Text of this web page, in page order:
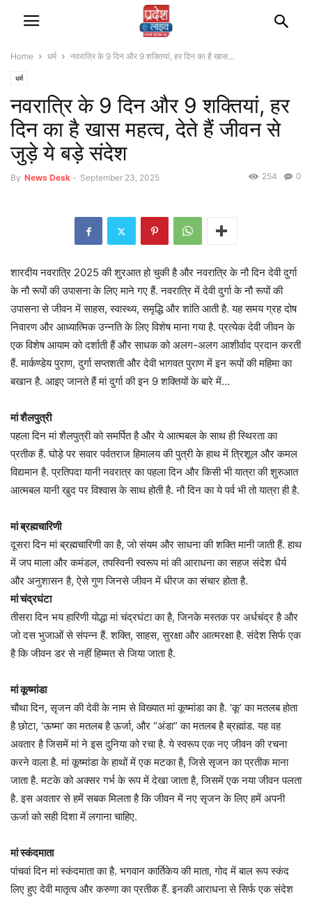
Home धर्म नवरात्रि के 9 दिन और 9 शक्तियां, हर दिन का है खास...
धर्म
नवरात्रि के 9 दिन और 9 शक्तियां, हर
दिन का है खास महत्व, देते हैं जीवन से
जुड़े ये बड़े संदेश
By News Desk - September 23, 2025 0
254
शारदीय नवरात्रि 2025 की शुरआत हो चुकी है और नवरात्रि के नौ दिन देवी दुर्गा
के नौ रूपों की उपासना के लिए माने गए हैं. नवरात्रि में देवी दुर्गा के नौ रूपों की
उपासना से जीवन में साहस, स्वास्थ्य, समृद्धि और शांति आती है. यह समय ग्रह दोष
निवारण और आध्यात्मिक उन्नति के लिए विशेष माना गया है. प्रत्येक देवी जीवन के
एक विशेष आयाम को दर्शाती हैं और साधक को अलग-अलग आशीर्वाद प्रदान करती
हैं. मार्कण्डेय पुराण, दुर्गा सप्तशती और देवी भागवत पुराण में इन रूपों की महिमा का
बखान है. आइए जानते हैं मां दुर्गा की इन 9 शक्तियों के बारे में…
मां शैलपुत्री
पहला दिन मां शैलपुत्री को समर्पित है और ये आत्मबल के साथ ही स्थिरता का
प्रतीक हैं. घोड़े पर सवार पर्वतराज हिमालय की पुत्री के हाथ में त्रिशूल और कमल
विद्यमान है. प्रतिपदा यानी नवरात्र का पहला दिन और किसी भी यात्रा की शुरुआत
आत्मबल यानी खुद पर विश्वास के साथ होती है. नौ दिन का ये पर्व भी तो यात्रा ही है.
मां ब्रह्मचारिणी
दूसरा दिन मां ब्रह्मचारिणी का है, जो संयम और साधना की शक्ति मानी जाती हैं. हाथ
में जप माला और कमंडल, तपस्विनी स्वरूप मां की आराधना का सहज संदेश धैर्य
और अनुशासन है, ऐसे गुण जिनसे जीवन में धीरज का संचार होता है.
मां चंद्रघंटा
तीसरा दिन भय हारिणी योद्धा मां चंद्रघंटा का है, जिनके मस्तक पर अर्धचंद्र है और
जो दस भुजाओं से संपन्न हैं. शक्ति, साहस, सुरक्षा और आत्मरक्षा है. संदेश सिर्फ एक
है कि जीवन डर से नहीं हिम्मत से जिया जाता है.
मां कूष्मांडा
चौथा दिन, सृजन की देवी के नाम से विख्यात मां कूष्मांडा का है. ‘कू’ का मतलब होता
है छोटा, ‘ऊष्मा’ का मतलब है ऊर्जा, और “अंडा” का मतलब है ब्रह्मांड. यह वह
अवतार है जिसमें मां ने इस दुनिया को रचा है. ये स्वरूप एक नए जीवन की रचना
करने वाला है. मां कूष्मांडा के हाथों में एक मटका है, जिसे सृजन का प्रतीक माना
जाता है. मटके को अक्सर गर्भ के रूप में देखा जाता है, जिसमें एक नया जीवन पलता
है. इस अवतार से हमें सबक मिलता है कि जीवन में नए सृजन के लिए हमें अपनी
ऊर्जा को सही दिशा में लगाना चाहिए.
मां स्कंदमाता
पांचवां दिन मां स्कंदमाता का है. भगवान कार्तिकेय की माता, गोद में बाल रूप स्कंद
लिए हुए देवी मातृत्व और करुणा का प्रतीक हैं. इनकी आराधना से सिर्फ एक संदेश